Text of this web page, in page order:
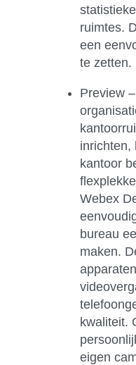
ruimtes.
een
te zetten.
Preview
inrichten,
kantoor
Webex
bureau
maken.
kwaliteit.
eigen